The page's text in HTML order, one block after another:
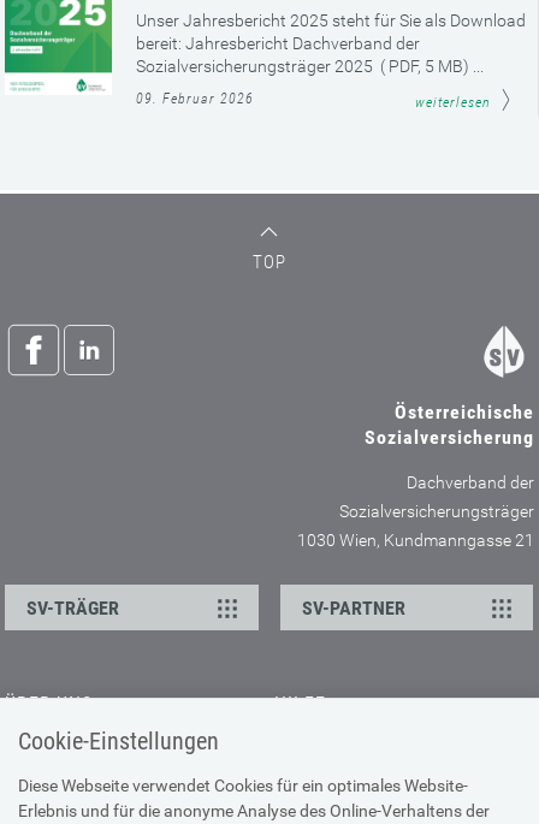
Cookie-Einstellungen
Diese Webseite verwendet Cookies für ein optimales Website-
Erlebnis und für die anonyme Analyse des Online-Verhaltens der
Unser Jahresbericht 2025 steht für Sie als Download
bereit: Jahresbericht Dachverband der
Sozialversicherungsträger 2025 ( PDF, 5 MB) ...
09. Februar 2026 weiterlesen
TOP
Österreichische
Sozialversicherung
Dachverband der
Sozialversicherungsträger
1030 Wien, Kundmanngasse 21
SV-TRÄGER SV-PARTNER
ÜBER UNS
Kontakt
Offene Stellen
Presse
HILFE
Browser-Info & Sicherheit
Hilfe zur Suche